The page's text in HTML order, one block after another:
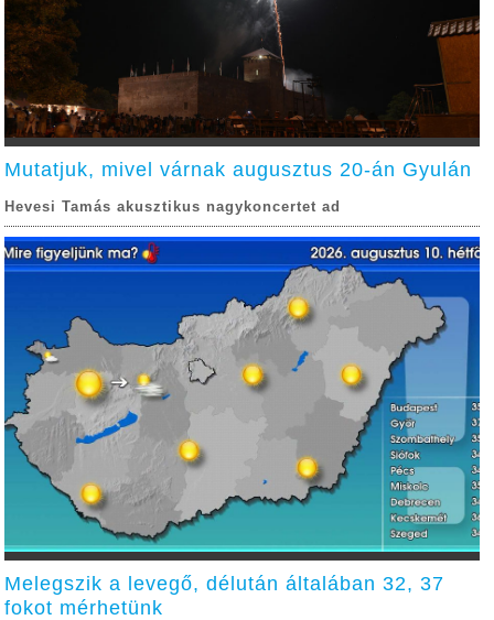
Mutatjuk, mivel várnak augusztus 20-án Gyulán
Hevesi Tamás akusztikus nagykoncertet ad
Melegszik a levegő, délután általában 32, 37
fokot mérhetünk